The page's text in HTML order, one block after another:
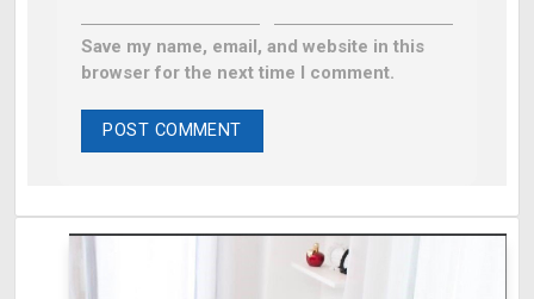
Save my name, email, and website in this
browser for the next time I comment.